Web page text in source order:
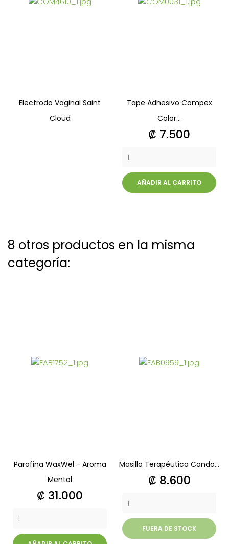
Electrodo Vaginal Saint
Cloud
Tape Adhesivo Compex
Color...
Precio
₡ 7.500
AÑADIR AL CARRITO
8 otros productos en la misma
categoría:
Parafina WaxWel - Aroma
Mentol
Precio
₡ 31.000
Masilla Terapéutica Cando...
Precio
₡ 8.600
FUERA DE STOCK